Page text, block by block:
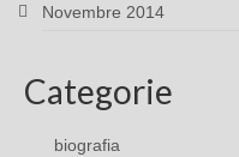
Novembre 2014
Categorie
biografia